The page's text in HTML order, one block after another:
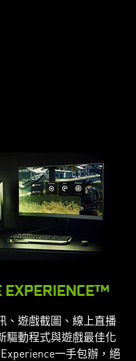
EXPERIENCE™
、遊戲截圖、線上直播
驅動程式與遊戲最佳化
Experience一手包辦，絕